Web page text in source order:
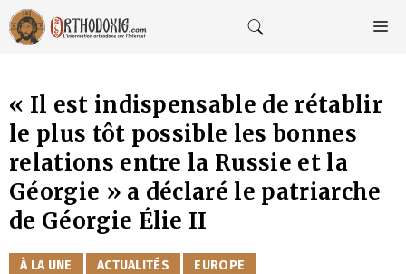
Aller
au
contenu
« Il est indispensable de rétablir
le plus tôt possible les bonnes
relations entre la Russie et la
Géorgie » a déclaré le patriarche
de Géorgie Élie II
CATÉGORIES
À LA UNE ACTUALITÉS EUROPE